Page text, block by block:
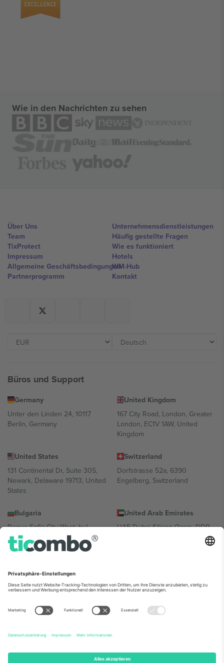
Wie in den Nachrichten zu sehen
Über Uns
Team
TixProtect
Impressum
Allgemeine Geschäftsbedingungen
Partnerprogramm
Unternehmensdienstleistungen
Häufig gestellte Fragen
Wie es funktioniert
Hotels
WM-Hub
Kontakt
Büros und Support
Germany
Unter den Linden 24, 10117
Berlin, Germany
United Kingdom
167 City Road, London, Greater
London, EC1V 1AW, United
Kingdom
United States
131 Continental Dr, Suite 305,
Newark, Delaware 19713, United
States
Switzerland
Dorfstrasse 52a, 6390
Engelberg, Switzerland
Bulgaria
Regus Sofia City West, bul
Totleben 53-55, 1606 Sofia,
Bulgaria
United Arab Emirates
UAE Dubai Silicon Oasis, DDP
Building A1, Office 302, Dubai,
Mexico
Av Chapultepec 360, Roma
Norte, Cuauhtémoc, 06700
Ciudad de México, CDMX,
Mexico
Die juristische Person des Plattformanbieters kann je nach
Informationen finden Sie auf der jeweiligen Veranstaltungsseite, im